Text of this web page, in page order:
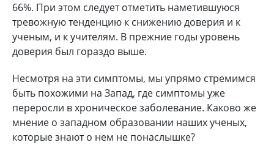
66%. При этом следует отметить наметившуюся
тревожную тенденцию к снижению доверия и к
ученым, и к учителям. В прежние годы уровень
доверия был гораздо выше.
Несмотря на эти симптомы, мы упрямо стремимся
быть похожими на Запад, где симптомы уже
переросли в хроническое заболевание. Каково же
мнение о западном образовании наших ученых,
которые знают о нем не понаслышке?